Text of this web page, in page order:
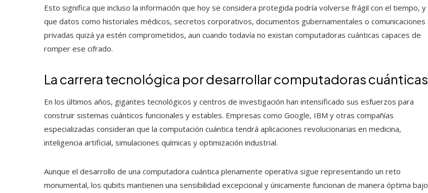
Esto significa que incluso la información que hoy se considera protegida podría volverse frágil con el tiempo, y
que datos como historiales médicos, secretos corporativos, documentos gubernamentales o comunicaciones
privadas quizá ya estén comprometidos, aun cuando todavía no existan computadoras cuánticas capaces de
romper ese cifrado.
La carrera tecnológica por desarrollar computadoras cuánticas
En los últimos años, gigantes tecnológicos y centros de investigación han intensificado sus esfuerzos para
construir sistemas cuánticos funcionales y estables. Empresas como Google, IBM y otras compañías
especializadas consideran que la computación cuántica tendrá aplicaciones revolucionarias en medicina,
inteligencia artificial, simulaciones químicas y optimización industrial.
Aunque el desarrollo de una computadora cuántica plenamente operativa sigue representando un reto
monumental, los qubits mantienen una sensibilidad excepcional y únicamente funcionan de manera óptima bajo